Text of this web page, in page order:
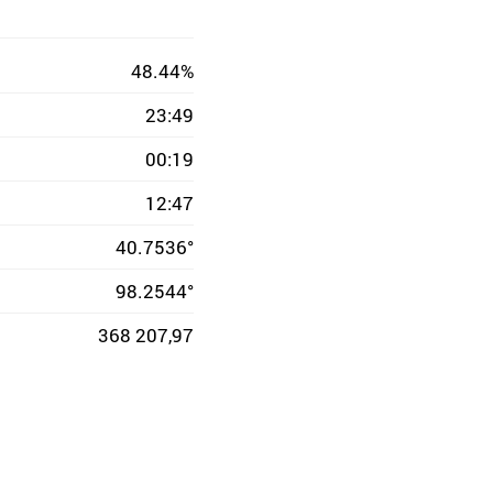
48.44%
23:49
00:19
12:47
40.7536°
98.2544°
368 207,97